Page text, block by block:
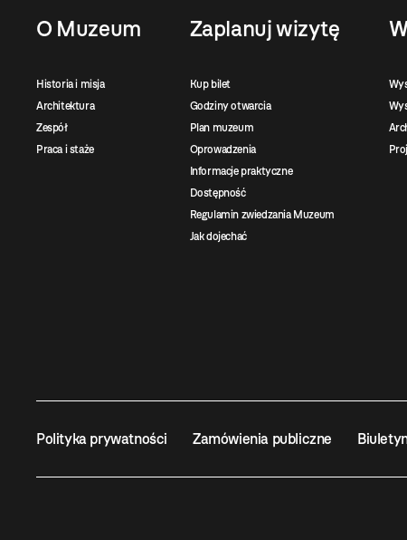
O Muzeum
Historia i misja
Architektura
Zespół
Praca i staże
Zaplanuj wizytę
Kup bilet
Godziny otwarcia
Plan muzeum
Oprowadzenia
Informacje praktyczne
Dostępność
Regulamin zwiedzania Muzeum
Jak dojechać
Polityka prywatności Zamówienia publiczne